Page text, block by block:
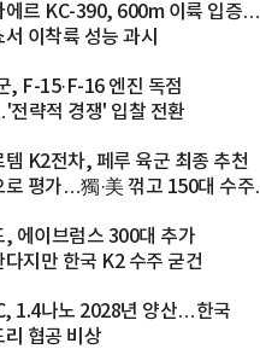
에르 KC-390, 600m 이륙 입증…
서 이착륙 성능 과시
, F-15·F-16 엔진 독점
략적 경쟁' 입찰 전환
템 K2전차, 페루 육군 최종 추천
로 평가…獨·美 꺾고 150대 수주
, 에이브럼스 300대 추가
다지만 한국 K2 수주 굳건
1.4나노 2028년 양산…한국
리 협공 비상